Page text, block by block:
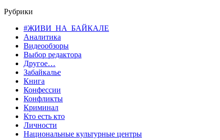
Рубрики
#ЖИВИ_НА_БАЙКАЛЕ
Аналитика
Видеообзоры
Выбор редактора
Другое…
Забайкалье
Книга
Конфессии
Конфликты
Криминал
Кто есть кто
Личности
Национальные культурные центры